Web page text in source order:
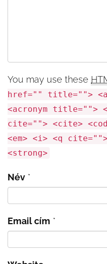
You may use these
href="" title="">
<acronym title="">
cite=""> <cite>
<em> <i> <q
<strong>
Név *
Email cím *